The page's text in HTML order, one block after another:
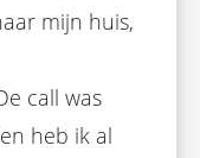
mijn huis,
call was
heb ik al